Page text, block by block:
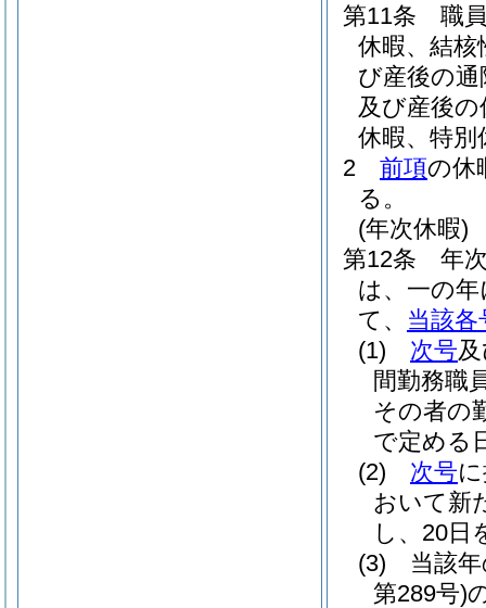
第11条
職
休暇、結核
び産後の
及び産後の
休暇、特別
2
前項の休
る。
(年次休暇)
第12条
年
は、一の
て、 当該各
(1)
次号
間勤務職
その者の
で定める
(2)
次号
おいて新
し、20日
(3)
当該
第289号)